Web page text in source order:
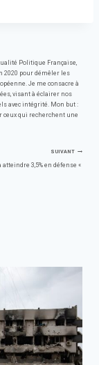
Politique Française,
2020 pour démêler les
Je me consacre à
visant à éclairer nos
avec intégrité. Mon but :
ceux qui recherchent une
SUIVANT
atteindre 3,5% en défense «